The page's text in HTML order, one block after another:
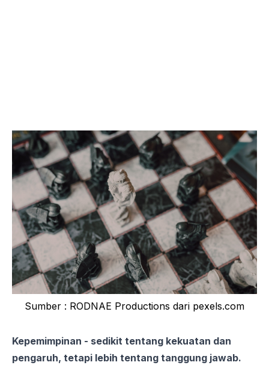
Sumber : RODNAE Productions dari pexels.com
Kepemimpinan - sedikit tentang kekuatan dan
pengaruh, tetapi lebih tentang tanggung jawab.